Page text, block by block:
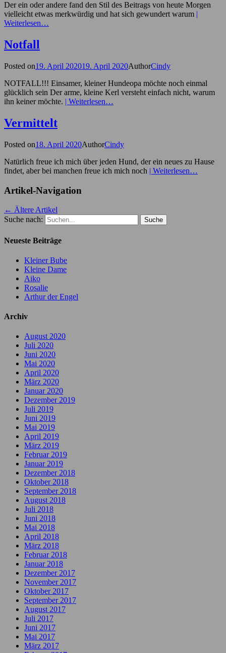
Der ein oder andere fand den Stil des Beitrags von heute Morgen
vielleicht etwas merkwürdig und hat sich gewundert warum |
Weiterlesen…
Notfall
Posted on19. April 202019. April 2020AuthorCindy
NOTFALL!!! Einsamer, kleiner Hundeopa möchte noch einmal
glücklich sein Der arme, kleine Kerl versteht einfach nicht, warum
ihn keiner möchte. | Weiterlesen…
Vermittelt
Posted on18. April 2020AuthorCindy
Natürlich freue ich mich über jeden Hund, der ein neues zu Hause
findet, aber bei manchen freue ich mich noch | Weiterlesen…
Artikel-Navigation
← Ältere Artikel
Suche nach:
Neueste Beiträge
Kleiner Bube
Kleine Dame
Aiko
Rosalie
Arthur der Engel
Archiv
August 2020
Juli 2020
Juni 2020
Mai 2020
April 2020
März 2020
Januar 2020
Dezember 2019
Juli 2019
Juni 2019
Mai 2019
April 2019
März 2019
Februar 2019
Januar 2019
Dezember 2018
Oktober 2018
September 2018
August 2018
Juli 2018
Juni 2018
Mai 2018
April 2018
März 2018
Februar 2018
Januar 2018
Dezember 2017
November 2017
Oktober 2017
September 2017
August 2017
Juli 2017
Juni 2017
Mai 2017
März 2017